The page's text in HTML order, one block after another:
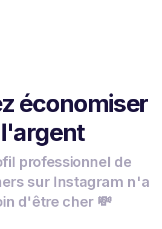
économiser
professionnel de
sur Instagram n'a
d'être cher 💸